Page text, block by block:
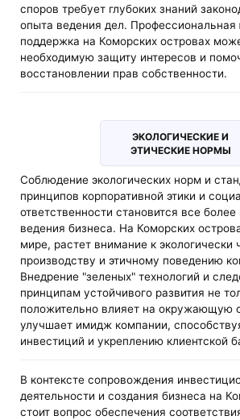
споров требует глубоких знаний
опыта ведения дел. Профессиональная
поддержка на Коморских островах
необходимую защиту интересов и
восстановлении прав собственности.
ЭКОЛОГИЧЕСКИЕ И
ЭТИЧЕСКИЕ НОРМЫ
Соблюдение экологических норм и
принципов корпоративной этики и
ответственности становится все
ведения бизнеса. На Коморских
мире, растет внимание к экологически
производству и этичному поведению
Внедрение "зеленых" технологий и
принципам устойчивого развития не
положительно влияет на окружающую
улучшает имидж компании,
инвестиций и укреплению клиентской
В контексте сопровождения
деятельности и создания бизнеса на
стоит вопрос обеспечения